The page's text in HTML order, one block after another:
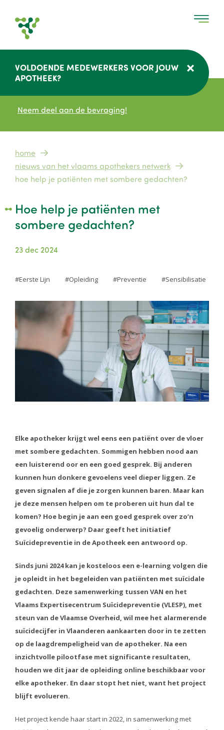
VOLDOENDE MEDEWERKERS VOOR JOUW
APOTHEEK?
Neem deel aan de bevraging!
Kruimelpad
home
nieuws van het vlaams apothekers netwerk
hoe help je patiënten met sombere gedachten?
Hoe help je patiënten met
sombere gedachten?
23 dec 2024
Eerste Lijn Opleiding Preventie Sensibilisatie
Elke apotheker krijgt wel eens een patiënt over de vloer
met sombere gedachten. Sommigen hebben nood aan
een luisterend oor en een goed gesprek. Bij anderen
kunnen hun donkere gevoelens veel dieper liggen. Ze
geven signalen af die je zorgen kunnen baren. Maar kan
je deze mensen helpen om te proberen uit hun dal te
komen? Hoe begin je aan een goed gesprek over zo’n
gevoelig onderwerp? Daar geeft het initiatief
Suïcidepreventie in de Apotheek een antwoord op.
Sinds juni 2024 kan je kosteloos een e-learning volgen die
je opleidt in het begeleiden van patiënten met suïcidale
gedachten. Deze samenwerking tussen VAN en het
Vlaams Expertisecentrum Suïcidepreventie (VLESP), met
steun van de Vlaamse Overheid, wil mee het alarmerende
suïcidecijfer in Vlaanderen aankaarten door in te zetten
op de laagdrempeligheid van de apotheker. Na een
inzichtvolle pilootfase met significante resultaten,
houden we dit jaar de opleiding online beschikbaar voor
elke apotheker. En daar stopt het niet, want het project
blijft evolueren.
Het project kende haar start in 2022, in samenwerking met